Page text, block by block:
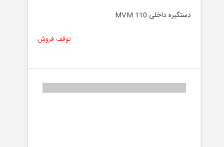
دستگیره داخلی MVM 110
توقف فروش